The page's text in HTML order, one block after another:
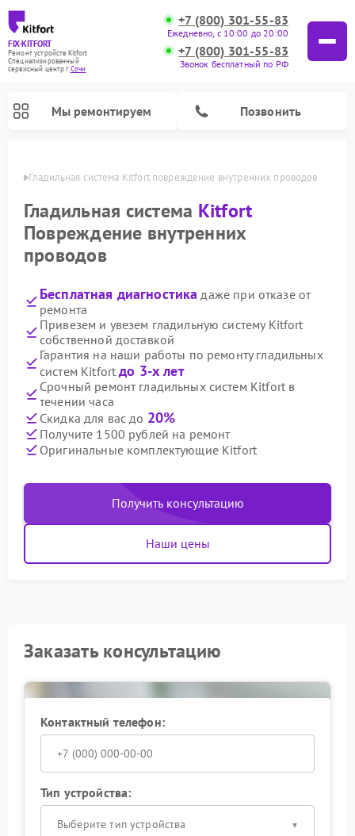
FIX-KITFORT
Ремонт устройств Kitfort
Специализированный
cервисный центр г.Сочи
+7 (800) 301-55-83
Ежедневно, с 10:00 до 20:00
+7 (800) 301-55-83
Звонок бесплатный по РФ
Мы ремонтируем Позвонить
Гладильная система Kitfort повреждение внутренних проводов
Гладильная система Kitfort
Повреждение внутренних
проводов
Бесплатная диагностика даже при отказе от
ремонта
Привезем и увезем гладильную систему Kitfort
собственной доставкой
Гарантия на наши работы по ремонту гладильных
систем Kitfortдо 3-х лет
Срочный ремонт гладильных систем Kitfort в
течении часа
Скидка для вас до 20%
Получите 1500 рублей на ремонт
Оригинальные комплектующие Kitfort
Получить консультацию
Наши цены
Заказать консультацию
Контактный телефон:
Тип устройства:
Выберите тип устройства